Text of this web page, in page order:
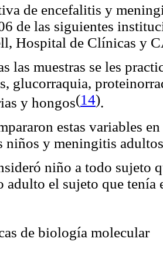
de encefalitis y
de las siguientes
Hospital de Clínicas y
las muestras se les
glucorraquia,
y hongos(14).
estas variables
niños y meningitis
niño a todo sujeto
adulto el sujeto que tenía
de biología molecular